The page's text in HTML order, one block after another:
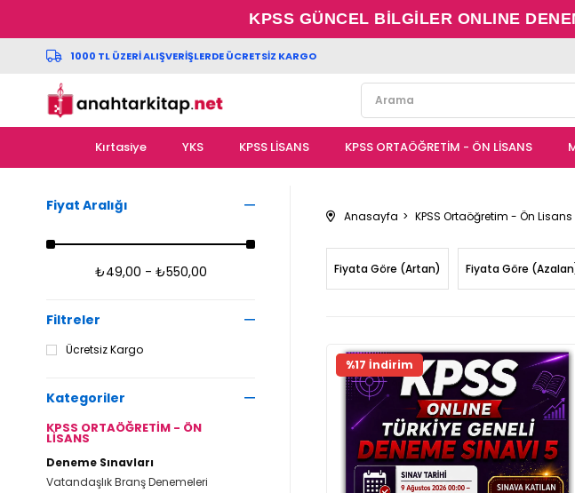
KPSS GÜNCEL BİLGİLER ONLINE
1000 TL ÜZERİ ALIŞVERİŞLERDE ÜCRETSİZ KARGO
Kırtasiye YKS KPSS LİSANS KPSS ORTAÖĞRETİM - ÖN LİSANS
Fiyat Aralığı
₺49,00 - ₺550,00
Filtreler
Ücretsiz Kargo
Kategoriler
KPSS ORTAÖĞRETİM - ÖN
LİSANS
Deneme Sınavları
Vatandaşlık Branş Denemeleri
Anasayfa KPSS Ortaöğretim - Ön Lisans
Fiyata Göre (Artan) Fiyata Göre
%17 İndirim
Fırsat Ürünü